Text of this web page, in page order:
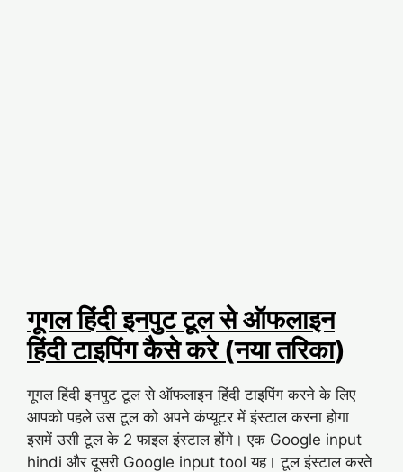
गूगल हिंदी इनपुट टूल से ऑफलाइन
हिंदी टाइपिंग कैसे करे (नया तरिका)
गूगल हिंदी इनपुट टूल से ऑफलाइन हिंदी टाइपिंग करने के लिए
आपको पहले उस टूल को अपने कंप्यूटर में इंस्टाल करना होगा
इसमें उसी टूल के 2 फाइल इंस्टाल होंगे। एक Google input
hindi और दूसरी Google input tool यह। टूल इंस्टाल करते